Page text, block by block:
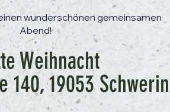
wunderschönen gemeinsamen
Abend!
Weihnacht
140, 19053 Schwerin